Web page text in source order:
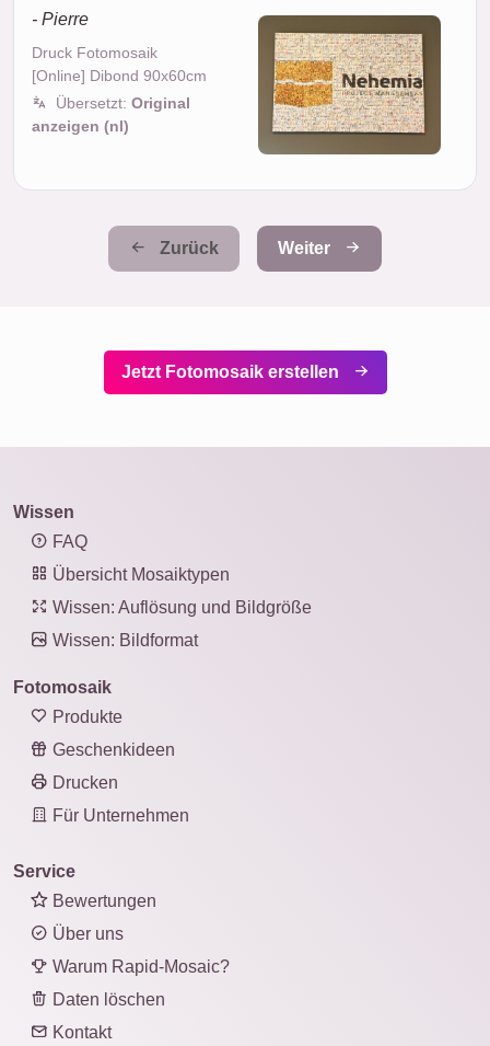
- Pierre
Druck Fotomosaik
[Online] Dibond 90x60cm
Übersetzt: Original
anzeigen (nl)
Zurück Weiter
Jetzt Fotomosaik erstellen
Wissen
FAQ
Übersicht Mosaiktypen
Wissen: Auflösung und Bildgröße
Wissen: Bildformat
Fotomosaik
Produkte
Geschenkideen
Drucken
Für Unternehmen
Service
Bewertungen
Über uns
Warum Rapid-Mosaic?
Daten löschen
Kontakt